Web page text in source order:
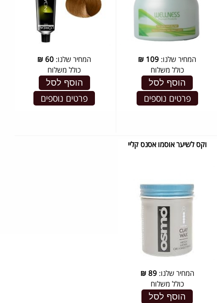
המחיר שלנו: 109
₪
כולל משלוח
הוסף לסל
פרטים נוספים
המחיר שלנו: 60
₪
כולל משלוח
הוסף לסל
פרטים נוספים
וקס לשיער אוסמו אסנס קליי
המחיר שלנו:89
₪
כולל משלוח
הוסף לסל